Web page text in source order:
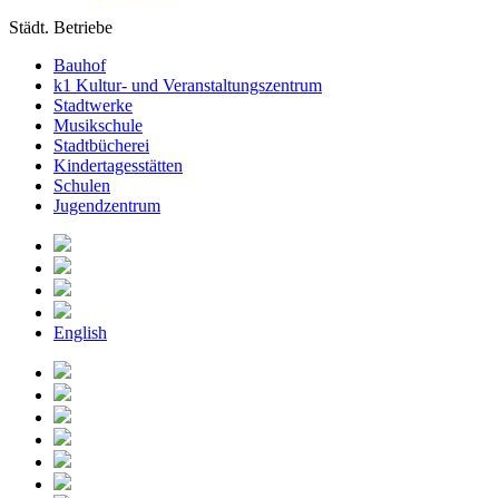
Städt. Betriebe
Bauhof
k1 Kultur- und Veranstaltungszentrum
Stadtwerke
Musikschule
Stadtbücherei
Kindertagesstätten
Schulen
Jugendzentrum
English